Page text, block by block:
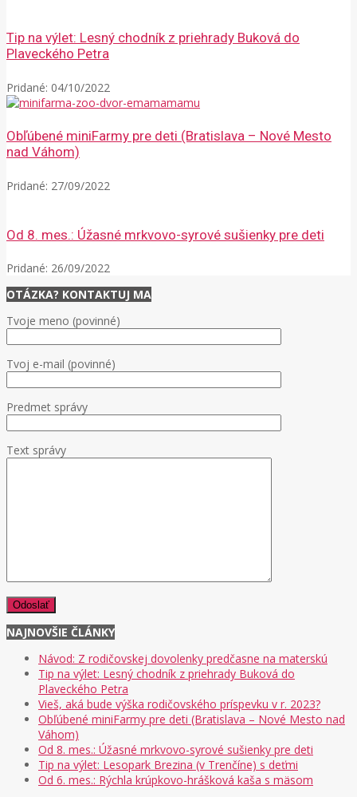
Tip na výlet: Lesný chodník z priehrady Buková do
Plaveckého Petra
Pridané: 04/10/2022
Obľúbené miniFarmy pre deti (Bratislava – Nové Mesto
nad Váhom)
Pridané: 27/09/2022
Od 8. mes.: Úžasné mrkvovo-syrové sušienky pre deti
Pridané: 26/09/2022
OTÁZKA? KONTAKTUJ MA
Tvoje meno (povinné)
Tvoj e-mail (povinné)
Predmet správy
Text správy
NAJNOVŠIE ČLÁNKY
Návod: Z rodičovskej dovolenky predčasne na materskú
Tip na výlet: Lesný chodník z priehrady Buková do
Plaveckého Petra
Vieš, aká bude výška rodičovského príspevku v r. 2023?
Obľúbené miniFarmy pre deti (Bratislava – Nové Mesto nad
Váhom)
Od 8. mes.: Úžasné mrkvovo-syrové sušienky pre deti
Tip na výlet: Lesopark Brezina (v Trenčíne) s deťmi
Od 6. mes.: Rýchla krúpkovo-hrášková kaša s mäsom